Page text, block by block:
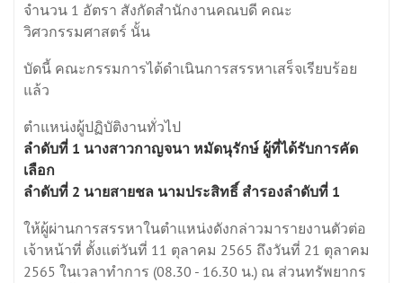
จำนวน 1 อัตรา สังกัดสำนักงานคณบดี คณะ
วิศวกรรมศาสตร์ นั้น
บัดนี้ คณะกรรมการได้ดำเนินการสรรหาเสร็จเรียบร้อย
แล้ว
ตำแหน่งผู้ปฏิบัติงานทั่วไป
ลำดับที่ 1 นางสาวกาญจนา หมัดนุรักษ์ ผู้ที่ได้รับการคัด
เลือก
ลำดับที่ 2 นายสายชล นามประสิทธิ์ สำรองลำดับที่ 1
ให้ผู้ผ่านการสรรหาในตำแหน่งดังกล่าวมารายงานตัวต่อ
เจ้าหน้าที่ ตั้งแต่วันที่ 11 ตุลาคม 2565 ถึงวันที่ 21 ตุลาคม
2565 ในเวลาทำการ (08.30 - 16.30 น.) ณ ส่วนทรัพยากร